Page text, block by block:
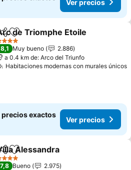
Ver precios
Agregar a favoritos
de Triomphe Etoile
Estrellas
8,1 Muy bueno
2.886
a 0.4 km de: Arco del Triunfo
Habitaciones modernas con murales únicos
precios exactos
Ver precios
Agregar a favoritos
Alessandra
Estrellas
7,8 Bueno
2.975